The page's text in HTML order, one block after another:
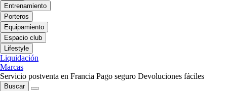
Entrenamiento
Porteros
Equipamiento
Espacio club
Lifestyle
Liquidación
Marcas
Servicio postventa en Francia Pago seguro Devoluciones fáciles
Buscar